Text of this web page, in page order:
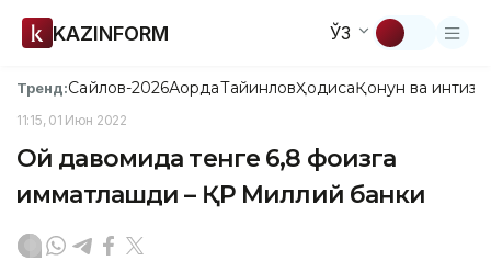
KAZINFORM ЎЗ
Тренд:Сайлов-2026АқордаТайинловҲодисаҚонун ва
11:15, 01 Июн 2022
Ой давомида тенге 6,8 фоизга
қимматлашди – ҚР Миллий банки